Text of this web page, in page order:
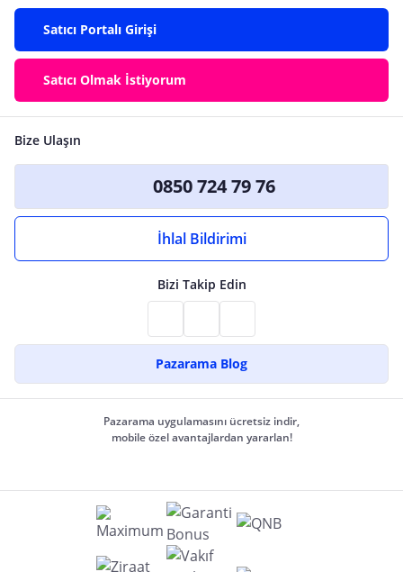
Satıcı Portalı Girişi
Satıcı Olmak İstiyorum
Bize Ulaşın
0850 724 79 76
İhlal Bildirimi
Bizi Takip Edin
Pazarama Blog
Pazarama uygulamasını ücretsiz indir,
mobile özel avantajlardan yararlan!